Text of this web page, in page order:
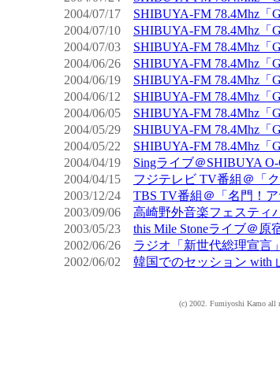
2004/07/17 SHIBUYA-FM 78.4Mhz「
2004/07/10 SHIBUYA-FM 78.4Mhz「
2004/07/03 SHIBUYA-FM 78.4Mhz「
2004/06/26 SHIBUYA-FM 78.4Mhz「
2004/06/19 SHIBUYA-FM 78.4Mhz「
2004/06/12 SHIBUYA-FM 78.4Mhz「
2004/06/05 SHIBUYA-FM 78.4Mhz「
2004/05/29 SHIBUYA-FM 78.4Mhz「
2004/05/22 SHIBUYA-FM 78.4Mhz「
2004/04/19 Singライブ＠SHIBUYA O-
2004/04/15 フジテレビ TV番組＠「
2003/12/24 TBS TV番組＠「名門！ア
2003/09/06 高崎野外音楽フェスティ
2003/05/23 this Mile Stoneライブ＠原
2002/06/26 ラジオ「新世代総理宣言
2002/06/02 韓国でのセッション with
(c) 2002. Fumiyoshi Kamo all